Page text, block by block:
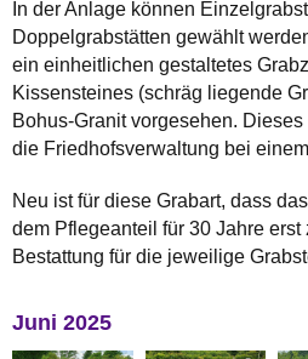
In der Anlage können
Doppelgrabstätten gewählt
ein einheitlichen gestaltetes
Kissensteines (schräg liegende
Bohus-Granit vorgesehen.
die Friedhofsverwaltung bei
Neu ist für diese Grabart, dass
dem Pflegeanteil für 30 Jahre erst
Bestattung für die jeweilige
Juni 2025